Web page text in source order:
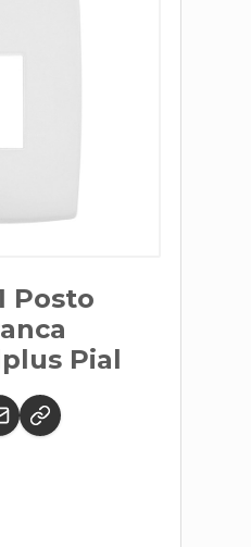
Posto
Pial